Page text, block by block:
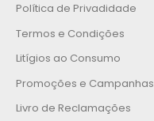
Política de Privadidade
Termos e Condições
Litígios ao Consumo
Promoções e Campanhas
Livro de Reclamações